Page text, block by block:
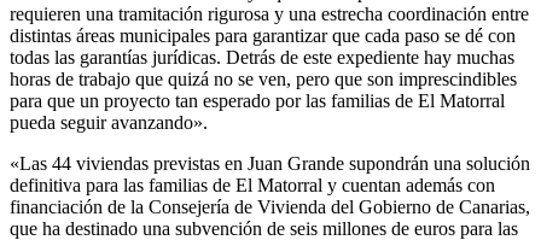
requieren una tramitación rigurosa y una estrecha coordinación entre
distintas áreas municipales para garantizar que cada paso se dé con
todas las garantías jurídicas. Detrás de este expediente hay muchas
horas de trabajo que quizá no se ven, pero que son imprescindibles
para que un proyecto tan esperado por las familias de El Matorral
pueda seguir avanzando».
«Las 44 viviendas previstas en Juan Grande supondrán una solución
definitiva para las familias de El Matorral y cuentan además con
financiación de la Consejería de Vivienda del Gobierno de Canarias,
que ha destinado una subvención de seis millones de euros para las